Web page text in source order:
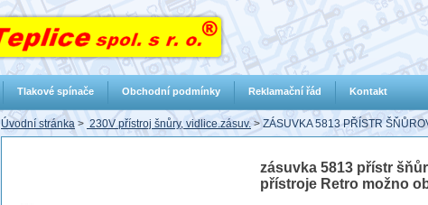
Úvodní stránka > 230V přístroj šnůry, vidlice.zásuv.>ZÁSUVKA 5813 PŘÍSTR
zásuvka 5813 přístr
přístroje Retro možno
Tlakové spínače Obchodní podmínky Reklamační řád Kontakt